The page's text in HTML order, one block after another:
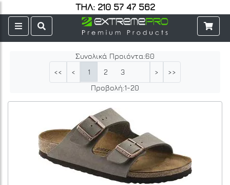
ΤΗΛ: 210 57 47 562
Συνολικά Προιόντα:60
<<
< 1 2 3 >
>>
Προβολή:1-20